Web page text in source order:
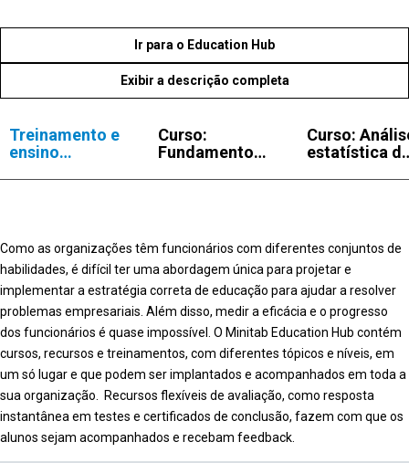
Ir para o Education Hub
Exibir a descrição completa
Treinamento e
ensino
Curso:
Fundamentos
Curso:
estatística
Como as organizações têm funcionários com diferentes conjuntos de
habilidades, é difícil ter uma abordagem única para projetar e
implementar a estratégia correta de educação para ajudar a resolver
problemas empresariais. Além disso, medir a eficácia e o progresso
dos funcionários é quase impossível. O Minitab Education Hub contém
cursos, recursos e treinamentos, com diferentes tópicos e níveis, em
um só lugar e que podem ser implantados e acompanhados em toda a
sua organização. Recursos flexíveis de avaliação, como resposta
instantânea em testes e certificados de conclusão, fazem com que os
alunos sejam acompanhados e recebam feedback.